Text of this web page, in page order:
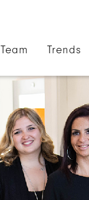
Team Trends